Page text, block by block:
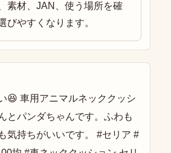
素材、JAN、使う場所を確
びやすくなります。